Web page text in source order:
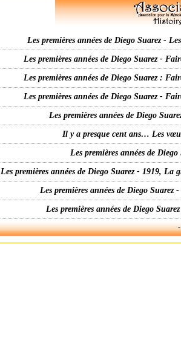
Les premières années de Diego Suarez -
Les premières années de Diego Suarez -
Les premières années de Diego Suarez :
Les premières années de Diego Suarez -
Les premières années de Diego
Il y a presque cent ans… Les
Les premières années de
Les premières années de Diego Suarez - 1919,
Les premières années de Diego
Les premières années de Diego